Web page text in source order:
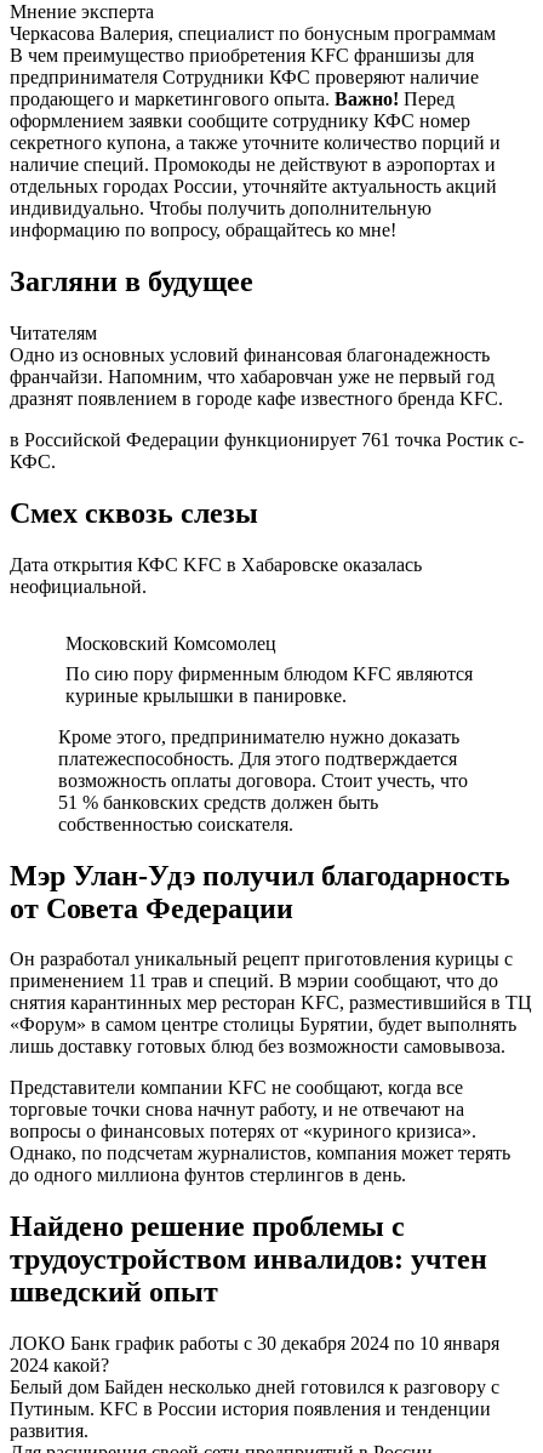
Мнение эксперта
Черкасова Валерия, специалист по бонусным программам
В чем преимущество приобретения KFC франшизы для
предпринимателя Сотрудники КФС проверяют наличие
продающего и маркетингового опыта. Важно! Перед
оформлением заявки сообщите сотруднику КФС номер
секретного купона, а также уточните количество порций и
наличие специй. Промокоды не действуют в аэропортах и
отдельных городах России, уточняйте актуальность акций
индивидуально. Чтобы получить дополнительную
информацию по вопросу, обращайтесь ко мне!
Загляни в будущее
Читателям
Одно из основных условий финансовая благонадежность
франчайзи. Напомним, что хабаровчан уже не первый год
дразнят появлением в городе кафе известного бренда KFC.
в Российской Федерации функционирует 761 точка Ростик с-
КФС.
Смех сквозь слезы
Дата открытия КФС KFC в Хабаровске оказалась
неофициальной.
Московский Комсомолец
По сию пору фирменным блюдом KFC являются
куриные крылышки в панировке.
Кроме этого, предпринимателю нужно доказать
платежеспособность. Для этого подтверждается
возможность оплаты договора. Стоит учесть, что
51 % банковских средств должен быть
собственностью соискателя.
Мэр Улан-Удэ получил благодарность
от Совета Федерации
Он разработал уникальный рецепт приготовления курицы с
применением 11 трав и специй. В мэрии сообщают, что до
снятия карантинных мер ресторан KFC, разместившийся в ТЦ
«Форум» в самом центре столицы Бурятии, будет выполнять
лишь доставку готовых блюд без возможности самовывоза.
Представители компании KFC не сообщают, когда все
торговые точки снова начнут работу, и не отвечают на
вопросы о финансовых потерях от «куриного кризиса».
Однако, по подсчетам журналистов, компания может терять
до одного миллиона фунтов стерлингов в день.
Найдено решение проблемы с
трудоустройством инвалидов: учтен
шведский опыт
ЛОКО Банк график работы с 30 декабря 2024 по 10 января
2024 какой?
Белый дом Байден несколько дней готовился к разговору с
Путиным. KFC в России история появления и тенденции
развития.